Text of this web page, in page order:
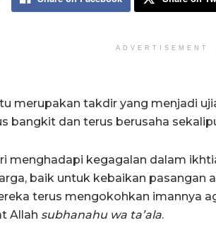
ADVERTISEMENT
merupakan takdir yang menjadi
bangkit dan terus berusaha
menghadapi kegagalan dalam
baik untuk kebaikan pasangan
terus mengokohkan imannya
Allah subhanahu wa ta’ala.